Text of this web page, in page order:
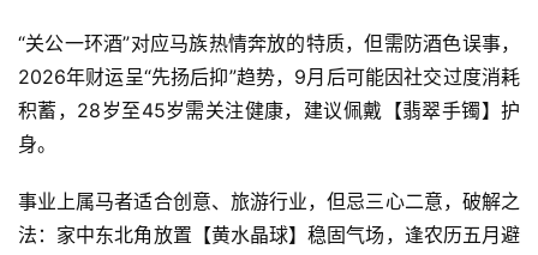
“关公一环酒”对应马族热情奔放的特质，但需防酒色误事，
2026年财运呈“先扬后抑”趋势，9月后可能因社交过度消耗
积蓄，28岁至45岁需关注健康，建议佩戴【翡翠手镯】护
身。
事业上属马者适合创意、旅游行业，但忌三心二意，破解之
法：家中东北角放置【黄水晶球】稳固气场，逢农历五月避